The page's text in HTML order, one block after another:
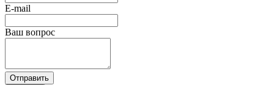
E-mail
Ваш вопрос
Отправить